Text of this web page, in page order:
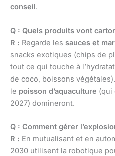
conseil.
Q : Quels produits vont
R : Regarde les sauces et
snacks exotiques (chips de
tout ce qui touche à
de coco, boissons
le poisson d’aquaculture (qui
2027) domineront.
Q : Comment gérer
R : En mutualisant et en
2030 utilisent la robotique